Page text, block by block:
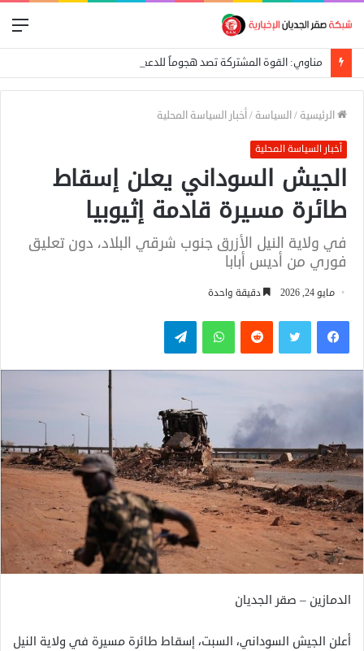
الرئيسية /السياسة /أخبار السياسة المحلية
أخبار السياسة المحلية
الجيش السوداني يعلن إسقاط
طائرة مسيرة قادمة إثيوبيا
في ولاية النيل الأزرق جنوب شرقي البلاد، دون تعليق
فوري من أديس أبابا
مايو 24, 2026 دقيقة واحدة
فيسبوكتويتر واتساب تيلقرام
الدمازين – صقر الجديان
أعلن الجيش السوداني، السبت، إسقاط طائرة مسيرة في ولاية النيل